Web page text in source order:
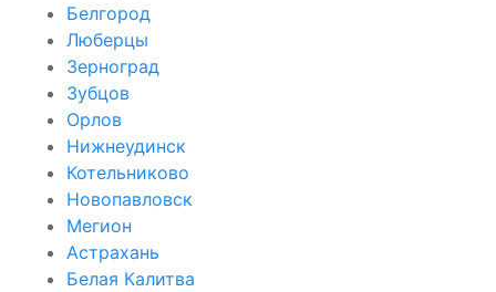
Белгород
Люберцы
Зерноград
Зубцов
Орлов
Нижнеудинск
Котельниково
Новопавловск
Мегион
Астрахань
Белая Калитва